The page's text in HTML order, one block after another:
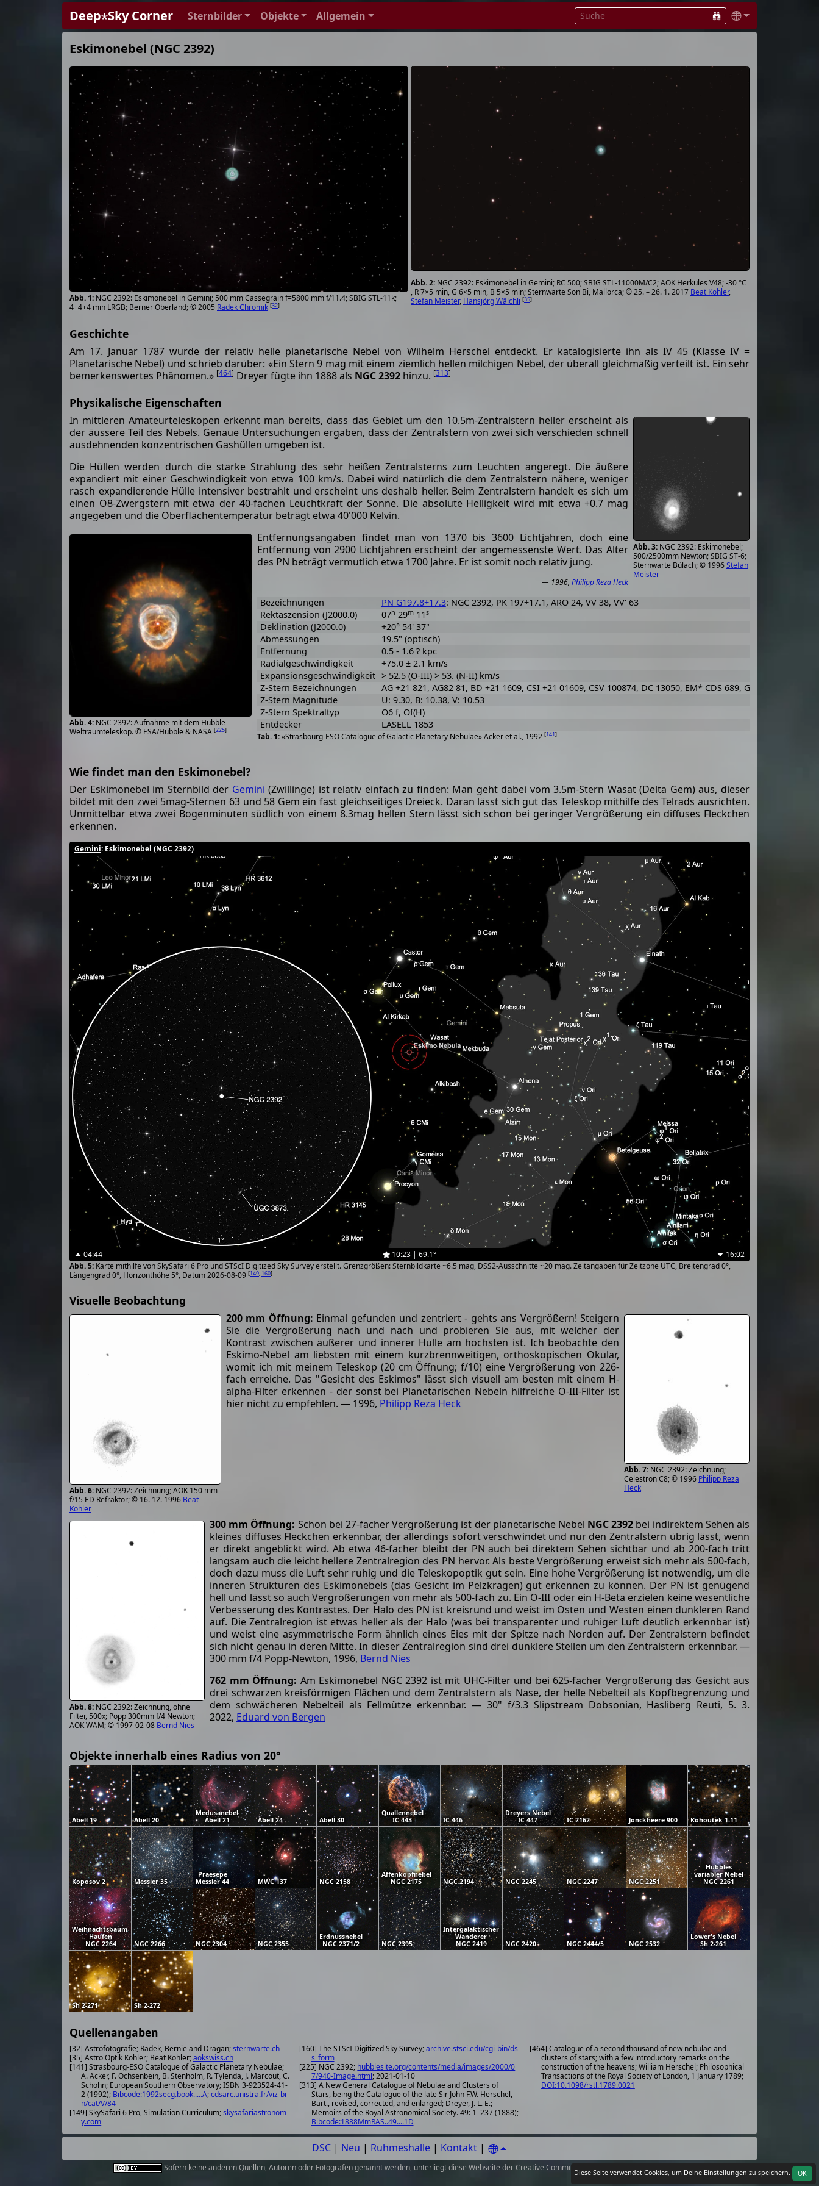
Deep⋆Sky Corner Sternbilder Objekte Allgemein
Eskimonebel (NGC 2392)
NGC 2392: Eskimonebel in Gemini; 500 mm Cassegrain f=5800 mm f/11.4; SBIG STL-11k;
4+4+4 min LRGB; Berner Oberland; © 2005 Radek Chromik [32]
NGC 2392: Eskimonebel in Gemini; RC 500; SBIG STL-11000M/C2; AOK Herkules V48; -30 °C
, R 7×5 min, G 6×5 min, B 5×5 min; Sternwarte Son Bi, Mallorca; © 25. – 26. 1. 2017 Beat Kohler,
Stefan Meister, Hansjörg Wälchli [35]
Geschichte
Am 17. Januar 1787 wurde der relativ helle planetarische Nebel von Wilhelm Herschel entdeckt. Er katalogisierte ihn als IV 45 (Klasse IV =
Planetarische Nebel) und schrieb darüber: «Ein Stern 9 mag mit einem ziemlich hellen milchigen Nebel, der überall gleichmäßig verteilt ist. Ein sehr
bemerkenswertes Phänomen.» [464] Dreyer fügte ihn 1888 als NGC 2392 hinzu. [313]
Physikalische Eigenschaften
NGC 2392: Eskimonebel;
500/2500mm Newton; SBIG ST-6;
Sternwarte Bülach; © 1996Stefan
Meister
In mittleren Amateurteleskopen erkennt man bereits, dass das Gebiet um den 10.5m-Zentralstern heller erscheint als
der äussere Teil des Nebels. Genaue Untersuchungen ergaben, dass der Zentralstern von zwei sich verschieden schnell
ausdehnenden konzentrischen Gashüllen umgeben ist.
Die Hüllen werden durch die starke Strahlung des sehr heißen Zentralsterns zum Leuchten angeregt. Die äußere
expandiert mit einer Geschwindigkeit von etwa 100 km/s. Dabei wird natürlich die dem Zentralstern nähere, weniger
rasch expandierende Hülle intensiver bestrahlt und erscheint uns deshalb heller. Beim Zentralstern handelt es sich um
einen O8-Zwergstern mit etwa der 40-fachen Leuchtkraft der Sonne. Die absolute Helligkeit wird mit etwa +0.7 mag
angegeben und die Oberflächentemperatur beträgt etwa 40'000 Kelvin.
NGC 2392: Aufnahme mit dem Hubble
Weltraumteleskop. © ESA/Hubble & NASA [225]
Entfernungsangaben findet man von 1370 bis 3600 Lichtjahren, doch eine
Entfernung von 2900 Lichtjahren erscheint der angemessenste Wert. Das Alter
des PN beträgt vermutlich etwa 1700 Jahre. Er ist somit noch relativ jung.
— 1996, Philipp Reza Heck
«Strasbourg-ESO Catalogue of Galactic Planetary Nebulae» Acker et al., 1992 [141]
Bezeichnungen PN G197.8+17.3: NGC 2392, PK 197+17.1, ARO 24, VV 38, VV' 63
Rektaszension (J2000.0)
07h 29m11 s
Deklination (J2000.0)
+20° 54' 37"
Abmessungen
19.5" (optisch)
Entfernung
0.5 - 1.6 ? kpc
Radialgeschwindigkeit
+75.0 ± 2.1 km/s
Expansionsgeschwindigkeit > 52.5 (O-III) > 53. (N-II) km/s
Z-Stern Bezeichnungen
AG +21 821, AG82 81, BD +21 1609, CSI +21 01609, CSV 100874, DC 13050, EM* CDS 689, GCRV 4981, HD
Z-Stern Magnitude
U: 9.30, B: 10.38, V: 10.53
Z-Stern Spektraltyp
O6 f, Of(H)
Entdecker
LASELL 1853
Wie findet man den Eskimonebel?
Der Eskimonebel im Sternbild der Gemini (Zwillinge) ist relativ einfach zu finden: Man geht dabei vom 3.5m-Stern Wasat (Delta Gem) aus, dieser
bildet mit den zwei 5mag-Sternen 63 und 58 Gem ein fast gleichseitiges Dreieck. Daran lässt sich gut das Teleskop mithilfe des Telrads ausrichten.
Unmittelbar etwa zwei Bogenminuten südlich von einem 8.3mag hellen Stern lässt sich schon bei geringer Vergrößerung ein diffuses Fleckchen
erkennen.
Gemini: Eskimonebel (NGC 2392)
04:44 10:23 | 69.1°
16:02
Karte mithilfe von SkySafari 6 Pro und STScI Digitized Sky Survey erstellt. Grenzgrößen: Sternbildkarte ~6.5 mag, DSS2-Ausschnitte ~20 mag. Zeitangaben für Zeitzone UTC, Breitengrad 0°,
Längengrad 0°, Horizonthöhe 5°, Datum 2026-08-09 [149, 160]
Visuelle Beobachtung
NGC 2392: Zeichnung; AOK 150 mm
f/15 ED Refraktor; © 16. 12. 1996 Beat
Kohler
NGC 2392: Zeichnung;
Celestron C8; © 1996 Philipp Reza
Heck
200 mm Öffnung: Einmal gefunden und zentriert - gehts ans Vergrößern! Steigern
Sie die Vergrößerung nach und nach und probieren Sie aus, mit welcher der
Kontrast zwischen äußerer und innerer Hülle am höchsten ist. Ich beobachte den
Eskimo-Nebel am liebsten mit einem kurzbrennweitigen, orthoskopischen Okular,
womit ich mit meinem Teleskop (20 cm Öffnung; f/10) eine Vergrößerung von 226-
fach erreiche. Das "Gesicht des Eskimos" lässt sich visuell am besten mit einem H-
alpha-Filter erkennen - der sonst bei Planetarischen Nebeln hilfreiche O-III-Filter ist
hier nicht zu empfehlen. — 1996, Philipp Reza Heck
NGC 2392: Zeichnung, ohne
Filter, 500x; Popp 300mm f/4 Newton;
AOK WAM; © 1997-02-08 Bernd Nies
300 mm Öffnung: Schon bei 27-facher Vergrößerung ist der planetarische Nebel NGC 2392 bei indirektem Sehen als
kleines diffuses Fleckchen erkennbar, der allerdings sofort verschwindet und nur den Zentralstern übrig lässt, wenn
er direkt angeblickt wird. Ab etwa 46-facher bleibt der PN auch bei direktem Sehen sichtbar und ab 200-fach tritt
langsam auch die leicht hellere Zentralregion des PN hervor. Als beste Vergrößerung erweist sich mehr als 500-fach,
doch dazu muss die Luft sehr ruhig und die Teleskopoptik gut sein. Eine hohe Vergrößerung ist notwendig, um die
inneren Strukturen des Eskimonebels (das Gesicht im Pelzkragen) gut erkennen zu können. Der PN ist genügend
hell und lässt so auch Vergrößerungen von mehr als 500-fach zu. Ein O-III oder ein H-Beta erzielen keine wesentliche
Verbesserung des Kontrastes. Der Halo des PN ist kreisrund und weist im Osten und Westen einen dunkleren Rand
auf. Die Zentralregion ist etwas heller als der Halo (was bei transparenter und ruhiger Luft deutlich erkennbar ist)
und weist eine asymmetrische Form ähnlich eines Eies mit der Spitze nach Norden auf. Der Zentralstern befindet
sich nicht genau in deren Mitte. In dieser Zentralregion sind drei dunklere Stellen um den Zentralstern erkennbar. —
300 mm f/4 Popp-Newton, 1996, Bernd Nies
762 mm Öffnung: Am Eskimonebel NGC 2392 ist mit UHC-Filter und bei 625-facher Vergrößerung das Gesicht aus
drei schwarzen kreisförmigen Flächen und dem Zentralstern als Nase, der helle Nebelteil als Kopfbegrenzung und
dem schwächeren Nebelteil als Fellmütze erkennbar. — 30" f/3.3 Slipstream Dobsonian, Hasliberg Reuti, 5. 3.
2022, Eduard von Bergen
Objekte innerhalb eines Radius von 20°
Abell 19 Abell 20
Medusanebel
Abell 21
Abell 24 Abell 30
Quallennebel
IC 443
IC 446
Dreyers Nebel
IC 447
IC 2162 Jonckheere 900 Kohoutek 1-11
Koposov 2 Messier 35
Praesepe
Messier 44
MWC 137 NGC 2158
Affenkopfnebel
NGC 2175
NGC 2194 NGC 2245 NGC 2247 NGC 2251
Hubbles
variabler Nebel
NGC 2261
Weihnachtsbaum-
Haufen
NGC 2264
NGC 2266 NGC 2304 NGC 2355
Erdnussnebel
NGC 2371/2
NGC 2395
Intergalaktischer
Wanderer
NGC 2419
NGC 2420 NGC 2444/5 NGC 2532
Lower's Nebel
Sh 2-261
Sh 2-271 Sh 2-272
Quellenangaben
[32] Astrofotografie; Radek, Bernie and Dragan;sternwarte.ch
[35] Astro Optik Kohler; Beat Kohler;aokswiss.ch
[141] Strasbourg-ESO Catalogue of Galactic Planetary Nebulae;
A. Acker, F. Ochsenbein, B. Stenholm, R. Tylenda, J. Marcout, C.
Schohn; European Southern Observatory; ISBN 3-923524-41-
2 (1992); Bibcode:1992secg.book.....A;cdsarc.unistra.fr/viz-bi
n/cat/V/84
[149] SkySafari 6 Pro, Simulation Curriculum;skysafariastronom
y.com
[160] The STScI Digitized Sky Survey;archive.stsci.edu/cgi-bin/ds
s_form
[225] NGC 2392; hubblesite.org/contents/media/images/2000/0
7/940-Image.html; 2021-01-10
[313] A New General Catalogue of Nebulae and Clusters of
Stars, being the Catalogue of the late Sir John F.W. Herschel,
Bart., revised, corrected, and enlarged; Dreyer, J. L. E.;
Memoirs of the Royal Astronomical Society. 49: 1–237 (1888);
Bibcode:1888MmRAS..49....1D
[464] Catalogue of a second thousand of new nebulae and
clusters of stars; with a few introductory remarks on the
construction of the heavens; William Herschel; Philosophical
Transactions of the Royal Society of London, 1 January 1789;
DOI:10.1098/rstl.1789.0021
DSC | Neu | Ruhmeshalle | Kontakt |
Sofern keine anderenQuellen, Autoren oder Fotografengenannt werden, unterliegt diese Webseite derCreative Commons Attribution 4.0 International License
Diese Seite verwendet Cookies, um Deine Einstellungen zu speichern. OK